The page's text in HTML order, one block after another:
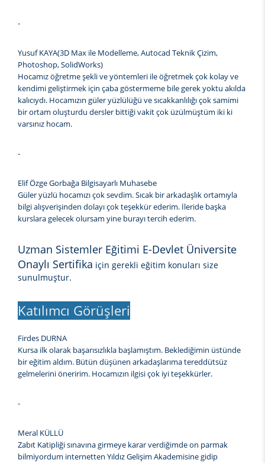
-
Yusuf KAYA(3D Max ile Modelleme, Autocad Teknik Çizim,
Photoshop, SolidWorks)
Hocamız öğretme şekli ve yöntemleri ile öğretmek çok kolay ve
kendimi geliştirmek için çaba göstermeme bile gerek yoktu akılda
kalıcıydı. Hocamızın güler yüzlülüğü ve sıcakkanlılığı çok samimi
bir ortam oluşturdu dersler bittiği vakit çok üzülmüştüm iki ki
varsınız hocam.
-
Elif Özge Gorbağa Bilgisayarlı Muhasebe
Güler yüzlü hocamızı çok sevdim. Sıcak bir arkadaşlık ortamıyla
bilgi alışverişinden dolayı çok teşekkür ederim. İleride başka
kurslara gelecek olursam yine burayı tercih ederim.
Uzman Sistemler Eğitimi E-Devlet Üniversite
Onaylı Sertifika için gerekli eğitim konuları size
sunulmuştur.
Katılımcı Görüşleri
Firdes DURNA
Kursa ilk olarak başarısızlıkla başlamıştım. Beklediğimin üstünde
bir eğitim aldım. Bütün düşünen arkadaşlarıma tereddütsüz
gelmelerini öneririm. Hocamızın ilgisi çok iyi teşekkürler.
-
Meral KÜLLÜ
Zabıt Katipliği sınavına girmeye karar verdiğimde on parmak
bilmiyordum internetten Yıldız Gelişim Akademisine gidip